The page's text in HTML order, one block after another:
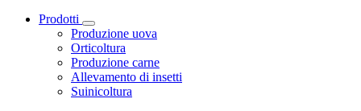
Prodotti
Produzione uova
Orticoltura
Produzione carne
Allevamento di insetti
Suinicoltura